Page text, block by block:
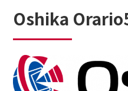
Oshika